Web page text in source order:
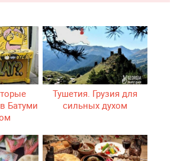
Батуми
Тушетия. Грузия для
сильных духом